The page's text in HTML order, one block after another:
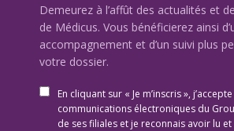
Demeurez à l’affût des actualités et
de Médicus. Vous bénéficierez ainsi
accompagnement et d’un suivi plus
votre dossier.
En cliquant sur « Je m’inscris »,
communications électroniques du
de ses filiales et je reconnais avoir lu